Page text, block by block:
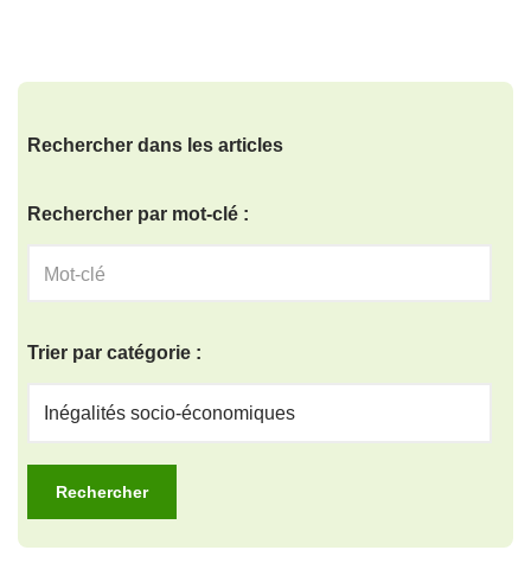
Rechercher dans les articles
Rechercher par mot-clé :
Trier par catégorie :